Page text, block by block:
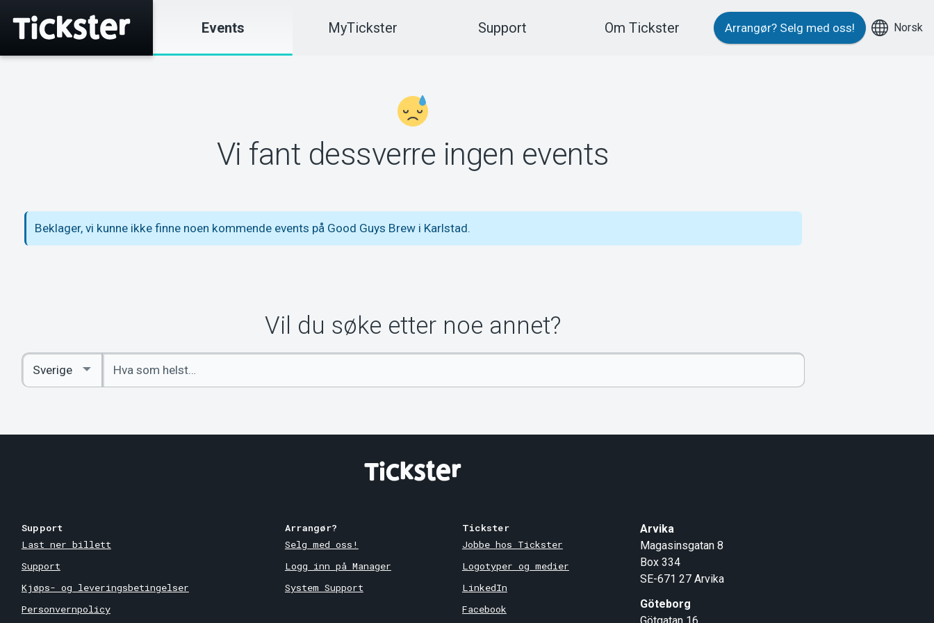
Events MyTickster Support Om Tickster Arrangør? Selg med oss! Norsk
Vi fant dessverre ingen events
Beklager, vi kunne ikke finne noen kommende events på Good Guys Brew i Karlstad.
Vil du søke etter noe annet?
Angi
nøkkelord
Select
Country
Support
Last ner billett
Support
Kjøps- og leveringsbetingelser
Personvernpolicy
Arrangør?
Selg med oss!
Logg inn på Manager
System Support
Tickster
Jobbe hos Tickster
Logotyper og medier
LinkedIn
Facebook
Arvika
Magasinsgatan 8
Box 334
SE-671 27 Arvika
Göteborg